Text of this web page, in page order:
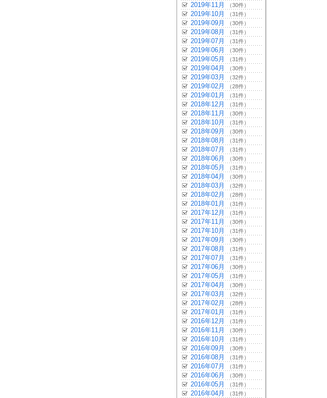
2019年11月 （30件）
2019年10月 （31件）
2019年09月 （30件）
2019年08月 （31件）
2019年07月 （31件）
2019年06月 （30件）
2019年05月 （31件）
2019年04月 （30件）
2019年03月 （32件）
2019年02月 （28件）
2019年01月 （31件）
2018年12月 （31件）
2018年11月 （30件）
2018年10月 （31件）
2018年09月 （30件）
2018年08月 （31件）
2018年07月 （31件）
2018年06月 （30件）
2018年05月 （31件）
2018年04月 （30件）
2018年03月 （32件）
2018年02月 （28件）
2018年01月 （31件）
2017年12月 （31件）
2017年11月 （30件）
2017年10月 （31件）
2017年09月 （30件）
2017年08月 （31件）
2017年07月 （31件）
2017年06月 （30件）
2017年05月 （31件）
2017年04月 （30件）
2017年03月 （32件）
2017年02月 （28件）
2017年01月 （31件）
2016年12月 （31件）
2016年11月 （30件）
2016年10月 （31件）
2016年09月 （30件）
2016年08月 （31件）
2016年07月 （31件）
2016年06月 （30件）
2016年05月 （31件）
2016年04月 （31件）